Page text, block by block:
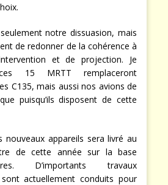
notre dissuasion, mais
de redonner de la cohérence à
et de projection. Je
15 MRTT remplaceront
C135, mais aussi nos avions de
puisqu’ils disposent de cette
nouveaux appareils sera livré au
de cette année sur la base
D’importants travaux
sont actuellement conduits pour